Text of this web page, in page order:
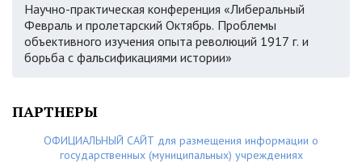
Научно-практическая конференция «Либеральный
Февраль и пролетарский Октябрь. Проблемы
объективного изучения опыта революций 1917 г. и
борьба с фальсификациями истории»
ПАРТНЕРЫ
ОФИЦИАЛЬНЫЙ САЙТ для размещения информации о
государственных (муниципальных) учреждениях